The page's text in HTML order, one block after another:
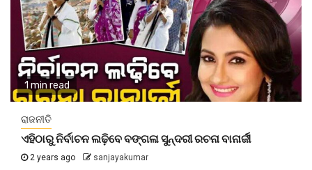
1 min read
ରାଜନୀତି
ଏହିଠାରୁ ନିର୍ବାଚନ ଲଢ଼ିବେ ବଙ୍ଗଳା ସୁନ୍ଦରୀ ରଚନା ବାନାର୍ଜୀ
2 years ago sanjayakumar